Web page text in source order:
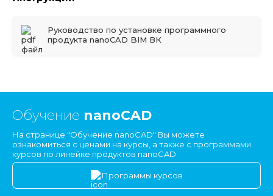
Руководство по установке программного
продукта nanoCAD BIM ВК
Обучение nanoCAD
На странице "Обучение nanoCAD" Вы можете
ознакомиться с ценами на курсы, а также с программами
курсов по линейке продуктов nanoCAD
Программы курсов